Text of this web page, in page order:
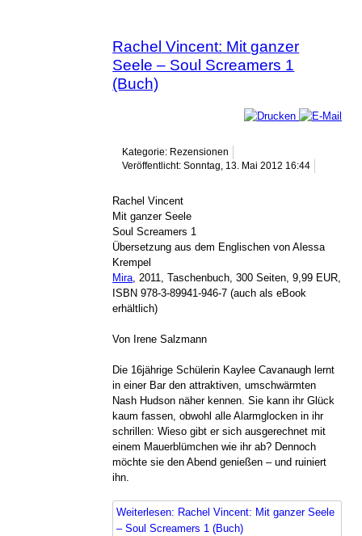
Rachel Vincent: Mit ganzer
Seele – Soul Screamers 1
(Buch)
Kategorie: Rezensionen
Veröffentlicht: Sonntag, 13. Mai 2012 16:44
Rachel Vincent
Mit ganzer Seele
Soul Screamers 1
Übersetzung aus dem Englischen von Alessa
Krempel
Mira , 2011, Taschenbuch, 300 Seiten, 9,99 EUR,
ISBN 978-3-89941-946-7 (auch als eBook
erhältlich)
Von Irene Salzmann
Die 16jährige Schülerin Kaylee Cavanaugh lernt
in einer Bar den attraktiven, umschwärmten
Nash Hudson näher kennen. Sie kann ihr Glück
kaum fassen, obwohl alle Alarmglocken in ihr
schrillen: Wieso gibt er sich ausgerechnet mit
einem Mauerblümchen wie ihr ab? Dennoch
möchte sie den Abend genießen – und ruiniert
ihn.
Weiterlesen: Rachel Vincent: Mit ganzer Seele
– Soul Screamers 1 (Buch)